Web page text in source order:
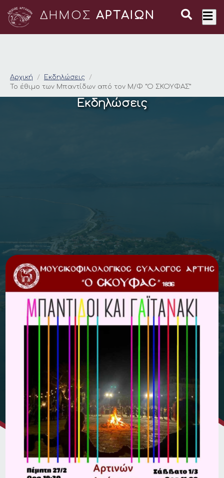
ΔΗΜΟΣ ΑΡΤΑΙΩΝ
Το έθιμο των
Αρχική
Εκδηλώσεις
Το έθιμο των Μπαντίδων από τον Μ/Φ “Ο ΣΚΟΥΦΑΣ”
Εκδηλώσεις